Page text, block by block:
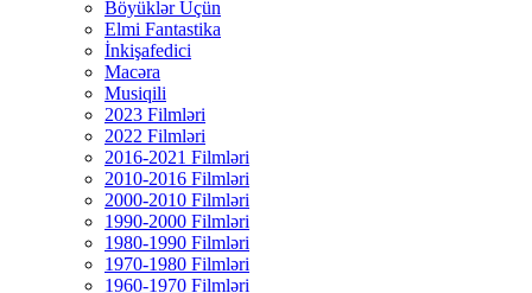
Böyüklər Üçün
Elmi Fantastika
İnkişafedici
Macəra
Musiqili
2023 Filmləri
2022 Filmləri
2016-2021 Filmləri
2010-2016 Filmləri
2000-2010 Filmləri
1990-2000 Filmləri
1980-1990 Filmləri
1970-1980 Filmləri
1960-1970 Filmləri